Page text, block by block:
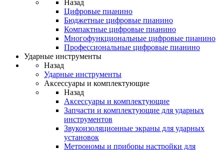
Назад
Цифровые пианино
Бюджетные цифровые пианино
Компактные цифровые пианино
Многофункциональные цифровые пианино
Профессиональные цифровые пианино
Ударные инструменты
Назад
Ударные инструменты
Аксессуары и комплектующие
Назад
Аксессуары и комплектующие
Запчасти и комплектующие для ударных
инструментов
Звукоизоляционные экраны для ударных
установок
Метрономы и приборы настройки для